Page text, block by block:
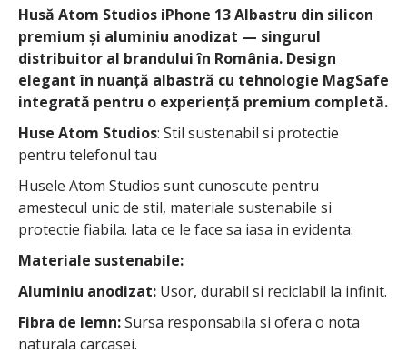
Husă Atom Studios iPhone 13 Albastru din silicon
premium și aluminiu anodizat — singurul
distribuitor al brandului în România. Design
elegant în nuanță albastră cu tehnologie MagSafe
integrată pentru o experiență premium completă.
Huse Atom Studios: Stil sustenabil si protectie
pentru telefonul tau
Husele Atom Studios sunt cunoscute pentru
amestecul unic de stil, materiale sustenabile si
protectie fiabila. Iata ce le face sa iasa in evidenta:
Materiale sustenabile:
Aluminiu anodizat: Usor, durabil si reciclabil la infinit.
Fibra de lemn:Sursa responsabila si ofera o nota
naturala carcasei.